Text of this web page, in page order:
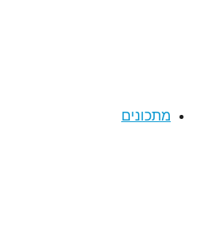
מתכונים